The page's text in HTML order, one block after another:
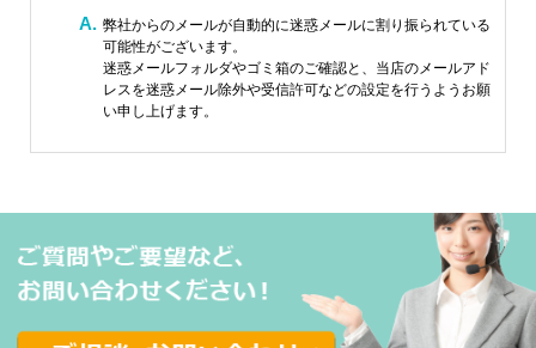
弊社からのメールが自動的に迷惑メールに割り振られている
可能性がございます。
迷惑メールフォルダやゴミ箱のご確認と、当店のメールアド
レスを迷惑メール除外や受信許可などの設定を行うようお願
い申し上げます。